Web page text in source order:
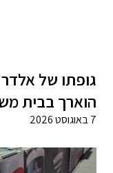
גופתו של
הוארך בבית
7 באוגוסט 2026